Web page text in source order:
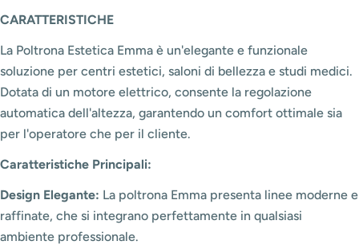
CARATTERISTICHE
La Poltrona Estetica Emma è un'elegante e funzionale
soluzione per centri estetici, saloni di bellezza e studi medici.
Dotata di un motore elettrico, consente la regolazione
automatica dell'altezza, garantendo un comfort ottimale sia
per l'operatore che per il cliente.
Caratteristiche Principali:
Design Elegante: La poltrona Emma presenta linee moderne e
raffinate, che si integrano perfettamente in qualsiasi
ambiente professionale.